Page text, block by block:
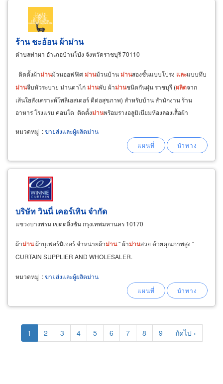
ร้าน ชะอ้อน ผ้าม่าน
ตำบลท่าผา อำเภอบ้านโป่ง จังหวัดราชบุรี 70110
ติดตั้งผ้าม่านม้วนออฟฟิศม่านม้วนบ้านม่านสองชั้นแบบโปร่ง และแบบทึบ
ม่านจีบหัวระบาย ม่านตาไก่ม่านพับ ผ้าม่านชนิดกันฝุ่น ราชบุรี (ผลิตจาก
เส้นใยสังเคราะห์โพลีเอสเตอร์ ดีต่อสุขภาพ) สำหรับบ้าน สำนักงาน ร้าน
อาหาร โรงแรม คอนโด ติดตั้งม่านพร้อมรางอลูมิเนียมห้องลองเสื้อผ้า
หมวดหมู่ :ขายส่งและผู้ผลิตม่าน
บริษัท วินนี่ เคอร์เทิน จำกัด
แขวงบางพรม เขตตลิ่งชัน กรุงเทพมหานคร 10170
ผ้าม่านผ้าบุเฟอร์นิเจอร์ จำหน่ายผ้าม่าน" ผ้าม่านสวย ด้วยคุณภาพสูง "
CURTAIN SUPPLIER AND WHOLESALER.
หมวดหมู่ :ขายส่งและผู้ผลิตม่าน
Pagination
Current
page
1 Page
2 Page
3 Page
4 Page
5 Page
6 Page
7 Page
8 Page
9
Next
page
ถัดไป ›